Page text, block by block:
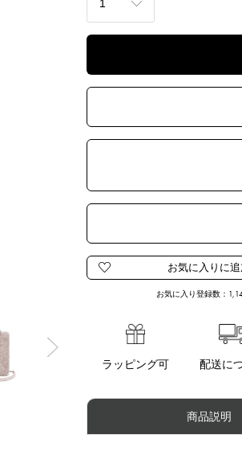
ROSSO ALBICOCCA
お気に入り登録数：
ラッピング可 配送に
商品説明